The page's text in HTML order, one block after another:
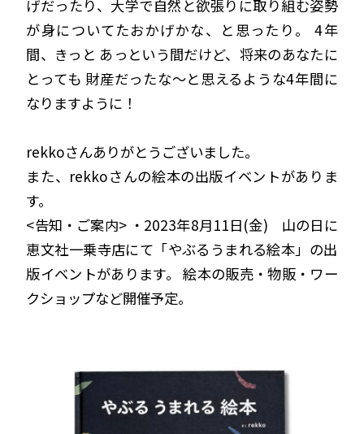
げだったり、大学で自然と欲張りに取り組む姿勢
が身についてたおかげかな、と思ったり。 4年
間、きっと あっという間だけど、将来のあなたに
とっても 財産だったな〜と思えるような4年間に
なりますように！
rekkoさんありがとうございました。
また、rekkoさんの絵本の出版イベントがありま
す。
<告知・ご案内> ・2023年8月11日(金) 山の日に
恵文社一乗寺店にて「やぶるうまれる絵本」の出
版イベントがあります。 絵本の販売・物販・ワー
クショップなど開催予定。